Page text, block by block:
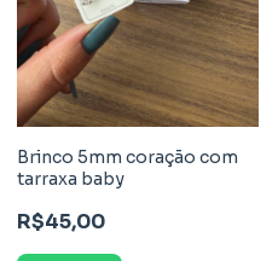
Brinco 5mm coração com
tarraxa baby
R$45,00